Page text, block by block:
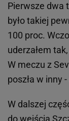
Pierwsze dwa
było takiej
100 proc.
uderzałem
W meczu z
poszła w inny
W dalszej
do wejścia